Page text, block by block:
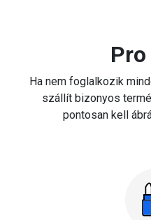
Ha nem foglalkozik
szállít bizonyos
pontosan kell